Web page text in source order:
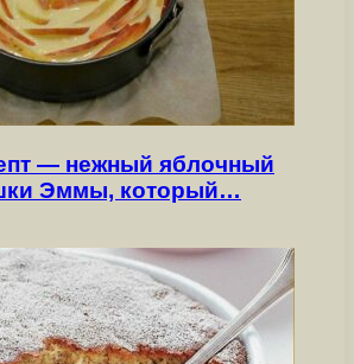
— нежный яблочный
Эммы, который…